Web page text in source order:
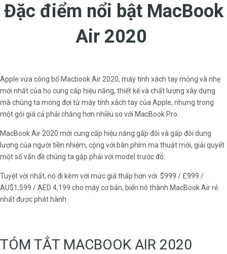
Đặc điểm nổi bật MacBook
Air 2020
Apple vừa công bố Macbook Air 2020, máy tính xách tay mỏng và nhẹ
mới nhất của họ cung cấp hiệu năng, thiết kế và chất lượng xây dựng
mà chúng ta mong đợi từ máy tính xách tay của Apple, nhưng trong
một gói giá cả phải chăng hơn nhiều so với MacBook Pro.
MacBook Air 2020 mới cung cấp hiệu năng gấp đôi và gấp đôi dung
lượng của người tiền nhiệm, cộng với bàn phím ma thuật mới, giải quyết
một số vấn đề chúng ta gặp phải với model trước đó.
Tuyệt vời nhất, nó đi kèm với mức giá thấp hơn với $999 / £999 /
AU$1,599 / AED 4,199 cho máy cơ bản, biến nó thành MacBook Air rẻ
nhất được phát hành.
TÓM TẮT MACBOOK AIR 2020